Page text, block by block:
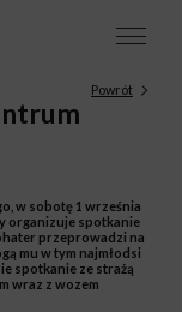
Powrót
w sobotę 1 września
organizuje spotkanie
przeprowadzi na
mu w tym najmłodsi
spotkanie ze strażą
wraz z wozem